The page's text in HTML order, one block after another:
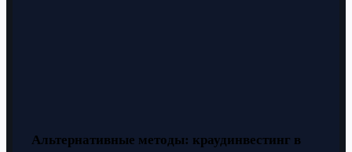
Альтернативные методы: краудинвестинг в